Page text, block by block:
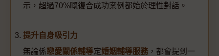
示，超過70%嘅復合成功案例都始於理性對話。
提升自身吸引力
無論係戀愛關係輔導定婚姻輔導服務 ，都會提到一